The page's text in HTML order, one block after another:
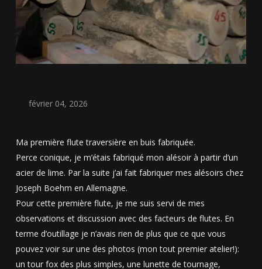
février 04, 2026
Ma première flute traversière en buis fabriquée.
Perce conique, je m’étais fabriqué mon alésoir à partir d’un
acier de lime. Par la suite j’ai fait fabriquer mes alésoirs chez
Joseph Boehm en Allemagne.
Pour cette première flute, je me suis servi de mes
observations et discussion avec des facteurs de flutes. En
terme d’outillage je n’avais rien de plus que ce que vous
pouvez voir sur une des photos (mon tout premier atelier!):
un tour fox des plus simples, une lunette de tournage,